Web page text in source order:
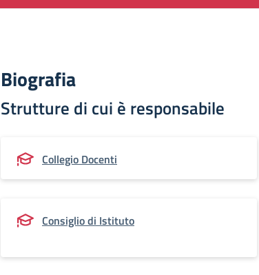
Biografia
Strutture di cui è responsabile
Collegio Docenti
Consiglio di Istituto